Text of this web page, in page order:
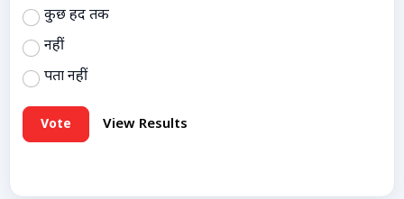
कुछ हद तक
नहीं
पता नहीं
Vote View Results